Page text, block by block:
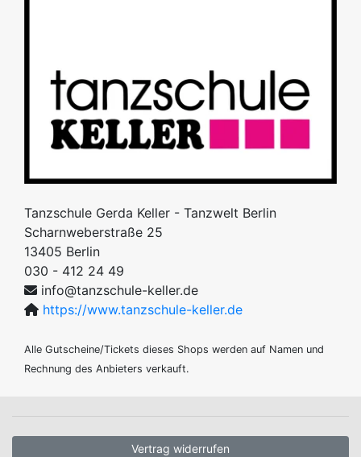
Tanzschule Gerda Keller - Tanzwelt Berlin
Scharnweberstraße 25
13405 Berlin
030 - 412 24 49
info@tanzschule-keller.de
https://www.tanzschule-keller.de
Alle Gutscheine/Tickets dieses Shops werden auf Namen und
Rechnung des Anbieters verkauft.
Vertrag widerrufen